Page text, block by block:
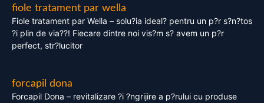
fiole tratament par wella
Fiole tratament par Wella – solu?ia ideal? pentru un p?r s?n?tos
?i plin de via??! Fiecare dintre noi vis?m s? avem un p?r
perfect, str?lucitor
forcapil dona
Forcapil Dona – revitalizare ?i ?ngrijire a p?rului cu produse